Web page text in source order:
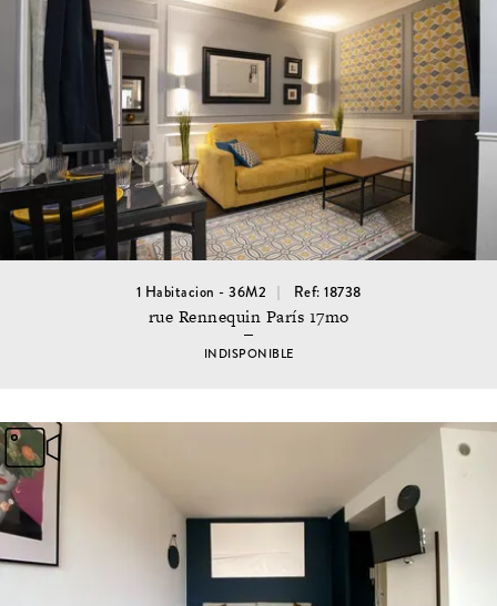
1 Habitacion - 36M2 Ref: 18738
rue Rennequin París 17mo
INDISPONIBLE